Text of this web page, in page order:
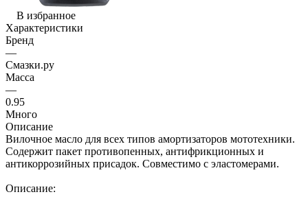
В избранное
Характеристики
Бренд
—
Смазки.ру
Масса
—
0.95
Много
Описание
Вилочное масло для всех типов амортизаторов мототехники.
Содержит пакет противопенных, антифрикционных и
антикоррозийных присадок. Совместимо с эластомерами.
Описание: